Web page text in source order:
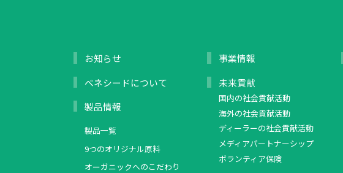
お知らせ
ベネシードについて
製品情報
製品一覧
9つのオリジナル原料
オーガニックへのこだわり
事業情報
未来貢献
国内の社会貢献活動
海外の社会貢献活動
ディーラーの社会貢献活動
メディアパートナーシップ
ボランティア保険